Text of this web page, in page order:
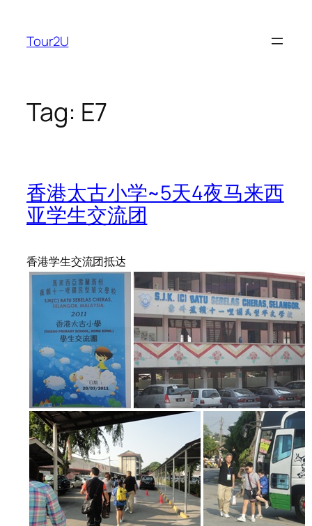
content
Tour2U
Tag: E7
香港太古小学~5天4夜马来西
亚学生交流团
香港学生交流团抵达